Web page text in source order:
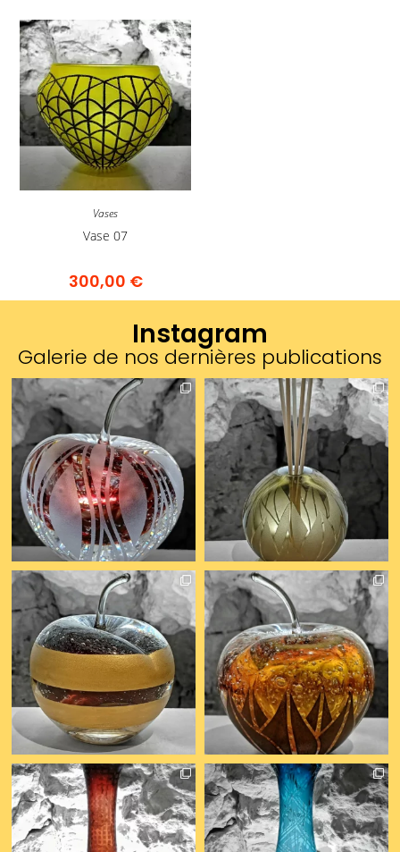
Vases
Vase 07
300,00 €
Instagram
Galerie de nos dernières publications